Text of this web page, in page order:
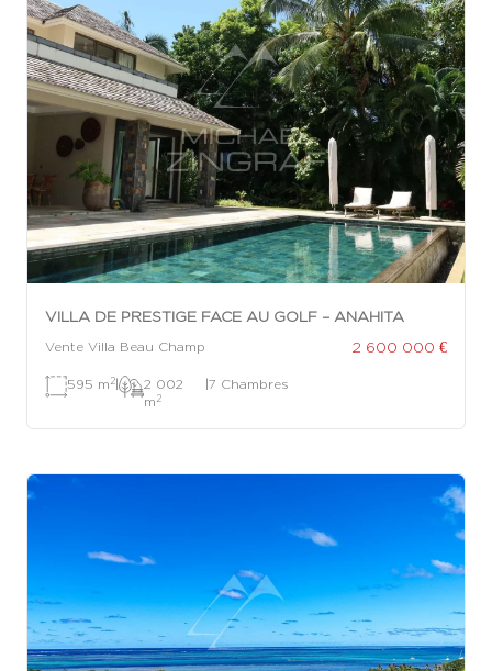
VILLA DE PRESTIGE FACE AU GOLF – ANAHITA
Vente Villa Beau Champ 2 600 000 €
595 m 2|
2 002
m 2
|7 Chambres